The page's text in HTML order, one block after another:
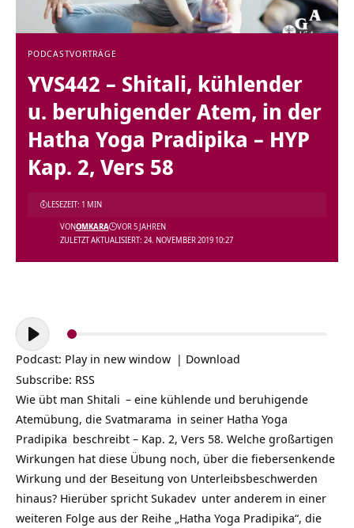
PODCASTVORTRÄGE
YVS442 – Shitali, kühlender
u. beruhigender Atem, in der
Hatha Yoga Pradipika – HYP
Kap. 2, Vers 58
ZULETZT AKTUALISIERT: 24. NOVEMBER 2019 10:27
VONOMKARA VOR 5 JAHREN
LESEZEIT: 1 MIN
Audio-
Player
Podcast: Play in new window | Download
Subscribe: RSS
Wie übt man Shitali – eine kühlende und beruhigende
Atemübung, die Svatmarama in seiner Hatha Yoga
Pradipika beschreibt – Kap. 2, Vers 58. Welche großartigen
Wirkungen hat diese Übung noch, über die fiebersenkende
Wirkung und der Beseitung von Unterleibsbeschwerden
hinaus? Hierüber spricht Sukadev unter anderem in einer
weiteren Folge aus der Reihe „Hatha Yoga Pradipika“, die